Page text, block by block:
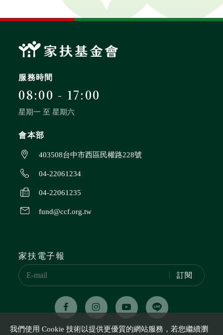
服務時間
08:00 - 17:00
星期一 至 星期六
會本部
403508台中市西區民權路228號
04-22061234
04-22061235
fund@ccf.org.tw
家扶電子報
訂閱
我們使用 Cookie 技術以提供更優質的網站服務，若您繼續瀏